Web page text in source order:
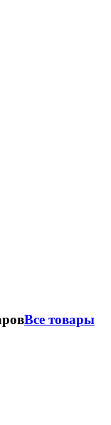
Все товары